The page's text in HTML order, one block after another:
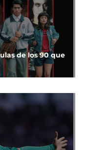
de los 90 que